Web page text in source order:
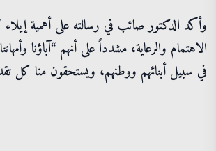
وأكد الدكتور صائب في رسالته على أهمية
الاهتمام والرعاية، مشدداً على أنهم “آباؤنا
في سبيل أبنائهم ووطنهم، ويستحقون منا كل